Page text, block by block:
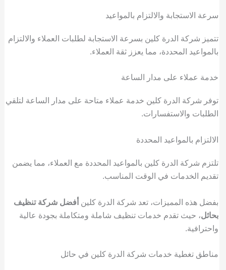
سرعة الاستجابة والالتزام بالمواعيد
تتميز شركة الدرة كلين بسرعة الاستجابة لطلبات العملاء والالتزام
بالمواعيد المحددة، مما يعزز ثقة العملاء.
خدمة عملاء على مدار الساعة
توفر شركة الدرة كلين خدمة عملاء متاحة على مدار الساعة لتلقي
الطلبات والاستفسارات.
الالتزام بالمواعيد المحددة
تلتزم شركة الدرة كلين بالمواعيد المحددة مع العملاء، مما يضمن
تقديم الخدمات في الوقت المناسب.
بفضل هذه المميزات، تعد شركة الدرة كلين أفضل شركة تنظيف
بحائل، حيث تقدم خدمات تنظيف شاملة ومتكاملة بجودة عالية
واحترافية.
مناطق تغطية خدمات شركة الدرة كلين في حائل